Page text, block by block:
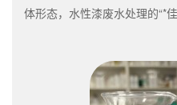
体形态，水性漆废水处理的“*